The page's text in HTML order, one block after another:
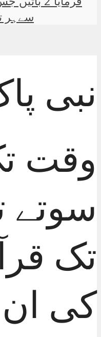
سےہر
نبی
وقت
سوتے
تک
کی ان